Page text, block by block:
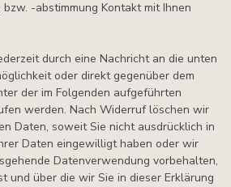
-abstimmung Kontakt mit Ihnen
durch eine Nachricht an die unten
oder direkt gegenüber dem
der im Folgenden aufgeführten
werden. Nach Widerruf löschen wir
Daten, soweit Sie nicht ausdrücklich in
Daten eingewilligt haben oder wir
Datenverwendung vorbehalten,
und über die wir Sie in dieser Erklärung